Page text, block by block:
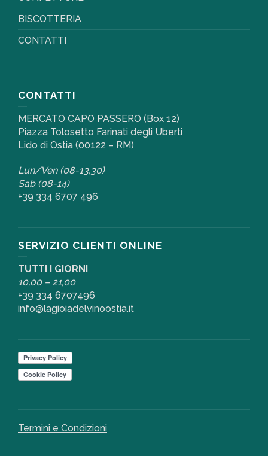
BISCOTTERIA
CONTATTI
CONTATTI
MERCATO CAPO PASSERO (Box 12)
Piazza Tolosetto Farinati degli Uberti
Lido di Ostia (00122 – RM)
Lun/Ven (08-13,30)
Sab (08-14)
+39 334 6707 496
SERVIZIO CLIENTI ONLINE
TUTTI I GIORNI
10,00 – 21,00
+39 334 6707496
info@lagioiadelvinoostia.it
Termini e Condizioni